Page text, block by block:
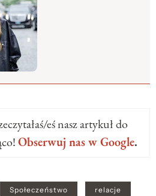
eś nasz artykuł do
Obserwuj nas w Google.
Społeczeństwo relacje